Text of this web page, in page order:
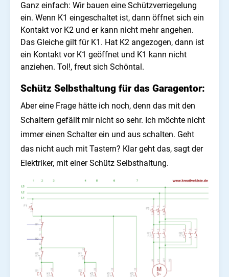
Ganz einfach: Wir bauen eine Schützverriegelung
ein. Wenn K1 eingeschaltet ist, dann öffnet sich ein
Kontakt vor K2 und er kann nicht mehr angehen.
Das Gleiche gilt für K1. Hat K2 angezogen, dann ist
ein Kontakt vor K1 geöffnet und K1 kann nicht
anziehen. Tol!, freut sich Schöntal.
Schütz Selbsthaltung für das Garagentor:
Aber eine Frage hätte ich noch, denn das mit den
Schaltern gefällt mir nicht so sehr. Ich möchte nicht
immer einen Schalter ein und aus schalten. Geht
das nicht auch mit Tastern? Klar geht das, sagt der
Elektriker, mit einer Schütz Selbsthaltung.